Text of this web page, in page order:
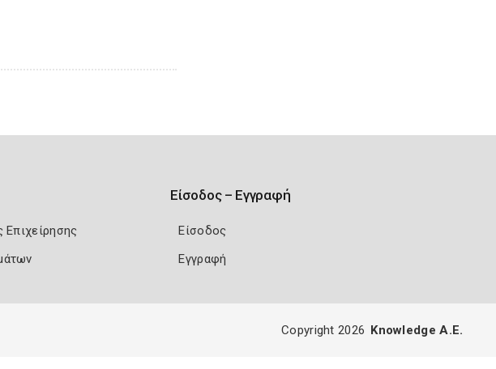
Επιχείρησης
Είσοδος – Εγγραφή
Είσοδος
Εγγραφή
Copyright 2026 Knowledge A.E.